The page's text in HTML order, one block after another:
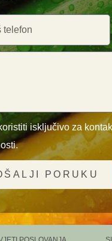
isključivo za
PORUKU